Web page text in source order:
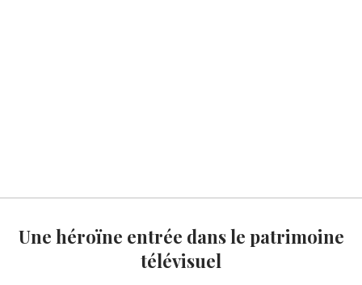
Une héroïne entrée dans le patrimoine
télévisuel